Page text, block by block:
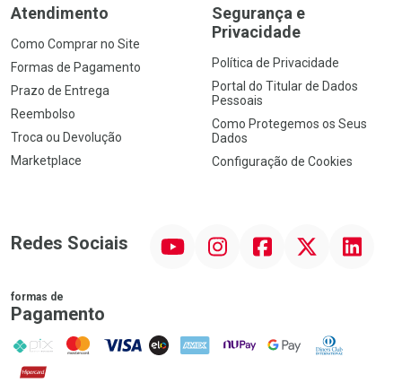
Atendimento
Como Comprar no Site
Formas de Pagamento
Prazo de Entrega
Reembolso
Troca ou Devolução
Marketplace
Segurança e
Privacidade
Política de Privacidade
Portal do Titular de Dados
Pessoais
Como Protegemos os Seus
Dados
Configuração de Cookies
Redes Sociais InstagramFacebook Linkedin
formas de
Pagamento
PIX MasterCard
VISA ELO AMEX NuPay Google PayDiners Club
Hipercard